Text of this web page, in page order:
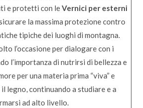
e protetti con leVernici per esterni
la massima protezione contro
tipiche dei luoghi di montagna.
l’occasione per dialogare con i
l’importanza di nutrirsi di bellezza e
per una materia prima “viva” e
legno, continuando a studiare e a
ad alto livello.